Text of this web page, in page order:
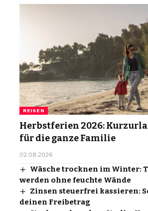
REISEN
Herbstferien 2026:
für die ganze Familie
02.08.2026
Wäsche trocknen im Winter:
werden ohne feuchte Wände
Zinsen steuerfrei kassieren:
deinen Freibetrag